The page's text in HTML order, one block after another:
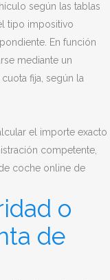
según las tablas
tipo impositivo
En función
mediante un
fija, según la
el importe exacto
competente,
coche online de
o
de